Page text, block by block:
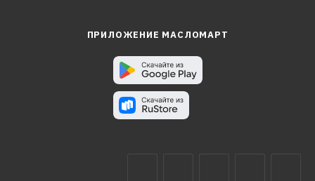
ПРИЛОЖЕНИЕ МАСЛОМАРТ